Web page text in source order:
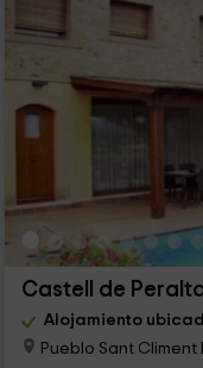
Castell de
Alojamiento
Pueblo Sant Climent